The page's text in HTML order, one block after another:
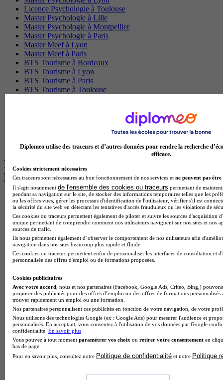
Licence Psychologie à Toulouse
Master Psychologie à Lille
Master Psychologie à Montpellier
Master Psychologie à Paris
Master Meef à Lyon
Master Meef à Paris
BTS Tourisme à Bordeaux
BTS Tourisme à Lyon
BTS Tourisme à Paris
BTS Tourisme à Toulouse
BTS Communication à Bordeaux
BTS Communication à Lyon
BTS Ndrc à Lyon
Les intitulés de diplôme par alternance
les plus recherchés
BTS Esf en alternance
BTS Dietetique en alternance
BTS Mco en alternance
BTS Pi en alternance
BTS Sp3s en alternance
Master CCA en alternance
BTS Ndrc en alternance
BTS Sam en alternance
BTS Sio en alternance
MSc Marketing Digital en alternance
BTS Gpme en alternance
Cap Electricien en alternance
BTS Gpn en alternance
BTS Domotique en alternance
BAC Pro Agora en alternance
BTS Sta en alternance
BTS Iris en alternance
BTS Tpl en alternance
Diplomeo utilise des traceurs et d’autres données pour rendre la recherche
efficace.
Cookies strictement nécessaires
Ces traceurs sont nécessaires au bon fonctionnement de nos services et ne peuvent pas être
Il s'agit notamment de l'ensemble des cookies ou traceurs permettant de
pendant sa navigation sur le site, de stocker des informations temporaires telles que les
ou les offres vues, gérer les processus d'identification de l'utilisateur, vérifier s'il est
la sécurité du site web en détectant les tentatives d'accès frauduleux ou les violations de
Ces cookies ou traceurs permettent également de piloter et suivre les sources d'acquisition
unique permettant de comprendre comment nos utilisateurs naviguent sur nos sites et nos
sources de trafic.
Ils nous permettent également d’observer le comportement de nos utilisateurs afin
navigation dans nos sites beaucoup plus rapide et fluide.
Ces cookies ou traceurs permettent enfin de personnaliser les interfaces de consultation et
personnalisée des offres d'emploi ou de formations proposées.
Cookies publicitaires
Avec votre accord , nous et nos partenaires (Facebook, Google Ads, Critéo, Bing,)
proposer des publicités pour des offres d’emploi ou des offres de formations
trouver rapidement un emploi ou une formation.
Nos partenaires personnalisent ces publicités en fonction de votre navigation, de votre
Nous utilisons des technologies Google (ex : Google Ads) pour mesurer l'audience et
personnalisés. En acceptant, vous consentez à l'utilisation de vos données par Google
confidentialité. En savoir plus
Vous pouvez à tout moment paramétrer vos choix ou retirer votre consentement en
bas de page.
Pour en savoir plus, consultez notre Politique de confidentialité et notre Politique